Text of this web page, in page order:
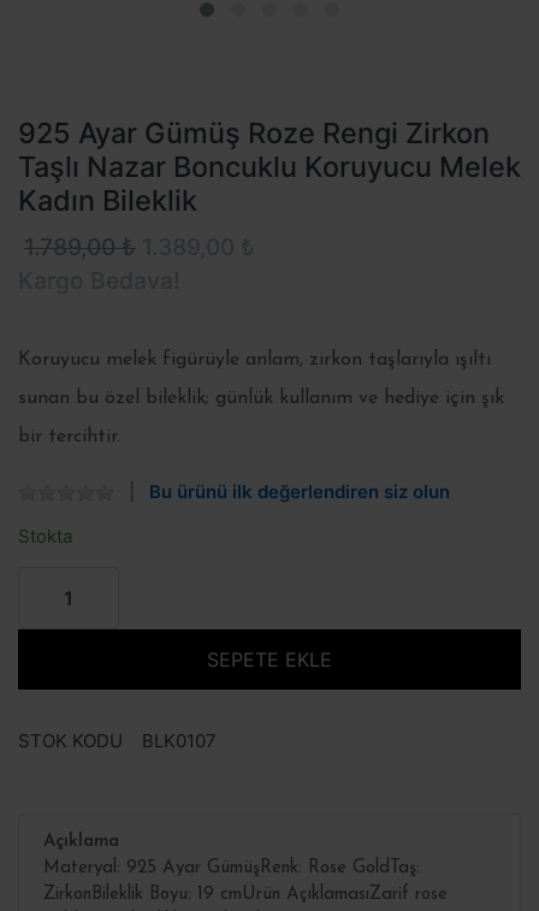
925 Ayar Gümüş Roze Rengi Zirkon
Taşlı Nazar Boncuklu Koruyucu Melek
Kadın Bileklik
1.789,00 ₺
Koruyucu melek figürüyle anlam, zirkon taşlarıyla ışıltı
sunan bu özel bileklik; günlük kullanım ve hediye için şık
bir tercihtir.
Bu ürünü ilk değerlendiren siz olun
Stokta
SEPETE EKLE
STOK KODU BLK0107
Açıklama
Materyal: 925 Ayar GümüşRenk: Rose GoldTaş:
ZirkonBileklik Boyu: 19 cmÜrün AçıklamasıZarif rose